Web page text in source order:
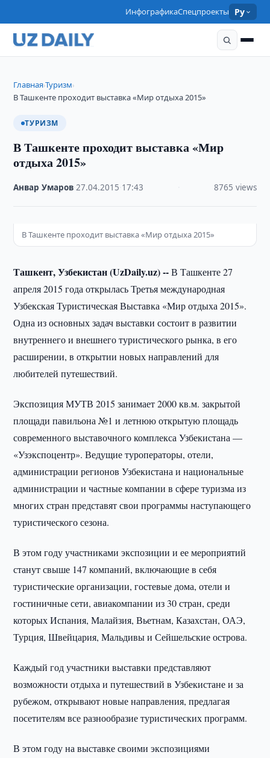
ИнфографикаСпецпроекты Ру
Главная›Туризм›
В Ташкенте проходит выставка «Мир отдыха 2015»
ТУРИЗМ
В Ташкенте проходит выставка «Мир
отдыха 2015»
Анвар Умаров ·27.04.2015 17:43 8765 views
В Ташкенте проходит выставка «Мир отдыха 2015»
Ташкент, Узбекистан (UzDaily.uz) --В Ташкенте 27
апреля 2015 года открылась Третья международная
Узбекская Туристическая Выставка «Мир отдыха 2015».
Одна из основных задач выставки состоит в развитии
внутреннего и внешнего туристического рынка, в его
расширении, в открытии новых направлений для
любителей путешествий.
Экспозиция МУТВ 2015 занимает 2000 кв.м. закрытой
площади павильона №1 и летнюю открытую площадь
современного выставочного комплекса Узбекистана —
«Узэкспоцентр». Ведущие туроператоры, отели,
администрации регионов Узбекистана и национальные
администрации и частные компании в сфере туризма из
многих стран представят свои программы наступающего
туристического сезона.
В этом году участниками экспозиции и ее мероприятий
станут свыше 147 компаний, включающие в себя
туристические организации, гостевые дома, отели и
гостиничные сети, авиакомпании из 30 стран, среди
которых Испания, Малайзия, Вьетнам, Казахстан, ОАЭ,
Турция, Швейцария, Мальдивы и Сейшельские острова.
Каждый год участники выставки представляют
возможности отдыха и путешествий в Узбекистане и за
рубежом, открывают новые направления, предлагая
посетителям все разнообразие туристических программ.
В этом году на выставке своими экспозициями